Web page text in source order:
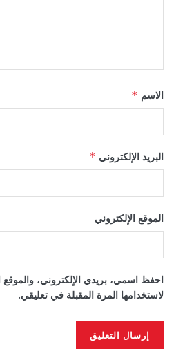
الاسم *
البريد الإلكتروني *
الموقع الإلكتروني
احفظ اسمي، بريدي الإلكتروني، والموقع
لاستخدامها المرة المقبلة في تعليقي.